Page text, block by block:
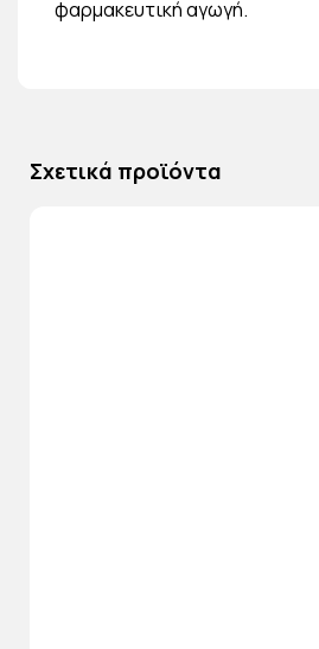
φαρμακευτική αγωγή.
Σχετικά προϊόντα